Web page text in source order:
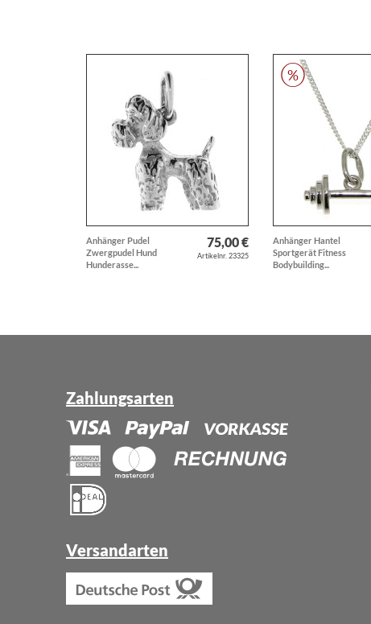
Anhänger Pudel
Zwergpudel Hund
Hunderasse...
75,00 €
Artikelnr. 23325
Anhänger Hantel
Sportgerät Fitness
Bodybuilding...
Zahlungsarten
Versandarten